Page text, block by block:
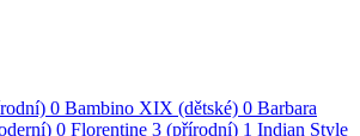
0 Bambino XIX (dětské) 0 Barbara
0 Florentine 3 (přírodní) 1 Indian Style